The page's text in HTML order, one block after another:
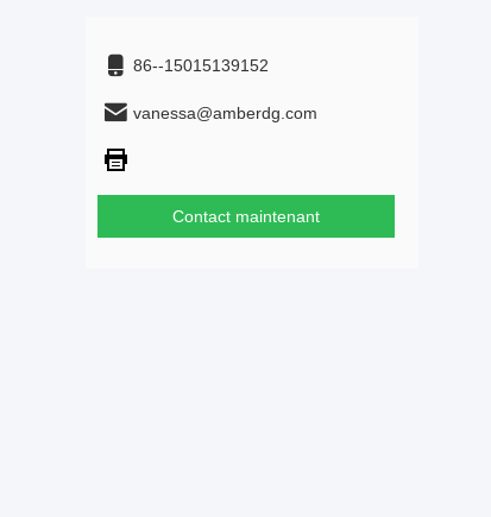
86--15015139152
vanessa@amberdg.com
Contact maintenant